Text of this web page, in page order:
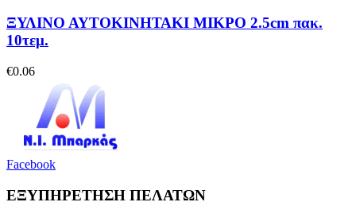
ΞΥΛΙΝΟ ΑΥΤΟΚΙΝΗΤΑΚΙ ΜΙΚΡΟ 2.5cm πακ.
10τεμ.
€0.06
Facebook
ΕΞΥΠΗΡΕΤΗΣΗ ΠΕΛΑΤΩΝ